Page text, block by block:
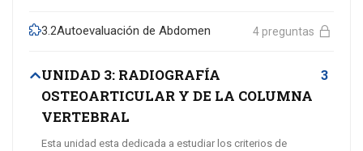
3.2Autoevaluación de Abdomen 4 preguntas
UNIDAD 3: RADIOGRAFÍA
OSTEOARTICULAR Y DE LA COLUMNA
VERTEBRAL
Esta unidad esta dedicada a estudiar los criterios de
3